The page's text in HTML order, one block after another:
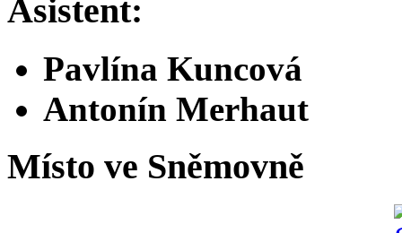
Asistent:
Pavlína Kuncová
Antonín Merhaut
Místo ve Sněmovně